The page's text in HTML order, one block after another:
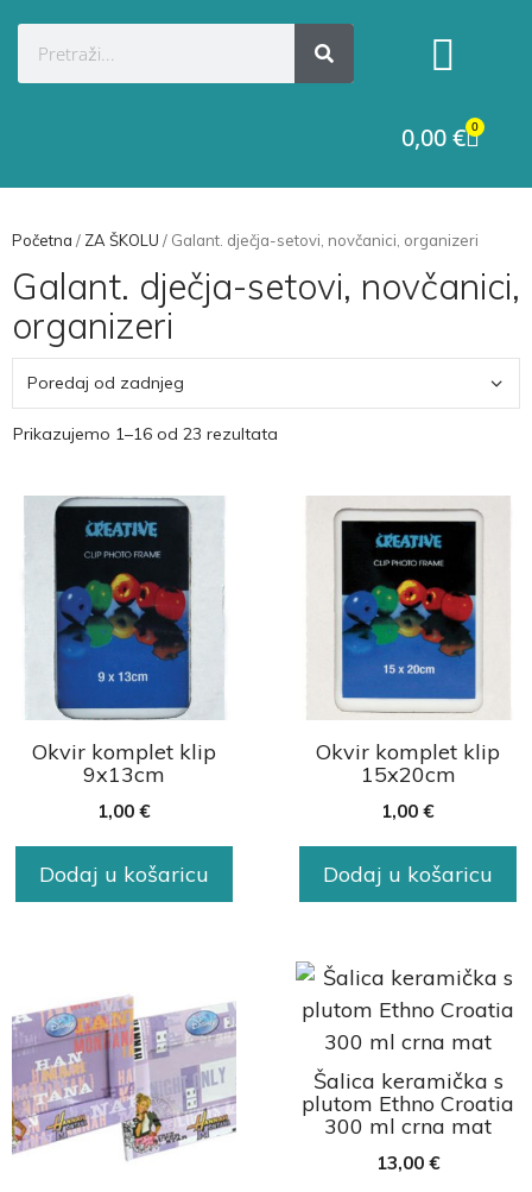
0,00€ 0
Početna / ZA ŠKOLU / Galant. dječja-setovi, novčanici, organizeri
Galant. dječja-setovi, novčanici,
organizeri
Prikazujemo 1–16 od 23 rezultata
Okvir komplet klip
9x13cm
1,00 €
Dodaj u košaricu
Okvir komplet klip
15x20cm
1,00 €
Dodaj u košaricu
Šalica keramička s
plutom Ethno Croatia
300 ml crna mat
13,00 €